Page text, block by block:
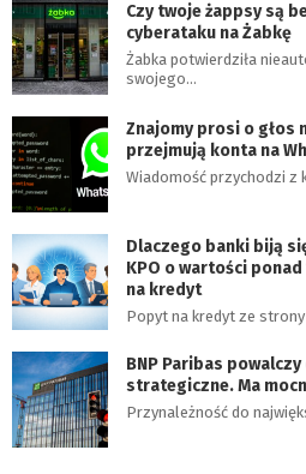
Czy twoje żappsy są
cyberataku na Żabkę
Żabka potwierdziła
swojego…
Znajomy prosi o głos
przejmują konta na
Wiadomość przychodzi z
Dlaczego banki biją
KPO o wartości
na kredyt
Popyt na kredyt ze
BNP Paribas
strategiczne. Ma
Przynależność do